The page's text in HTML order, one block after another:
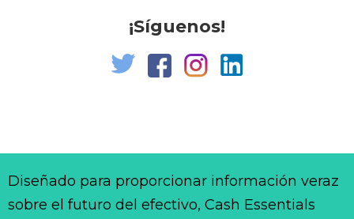
¡Síguenos!
Diseñado para proporcionar información veraz
sobre el futuro del efectivo, Cash Essentials